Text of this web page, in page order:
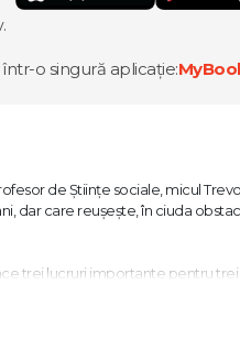
o singură aplicație:
de Științe sociale, micul
dar care reușește, în ciuda
trei lucruri importante pentru